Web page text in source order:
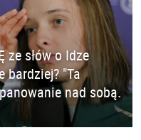
ze słów o Idze
bardziej? "Ta
nad sobą.